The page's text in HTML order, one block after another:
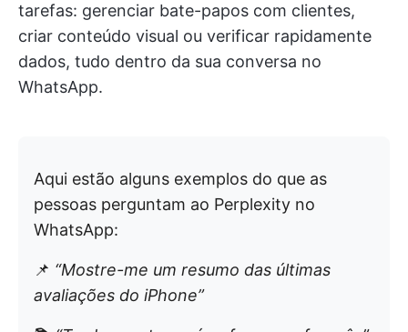
tarefas: gerenciar bate-papos com clientes,
criar conteúdo visual ou verificar rapidamente
dados, tudo dentro da sua conversa no
WhatsApp.
Aqui estão alguns exemplos do que as
pessoas perguntam ao Perplexity no
WhatsApp:
📌 “Mostre-me um resumo das últimas
avaliações do iPhone”